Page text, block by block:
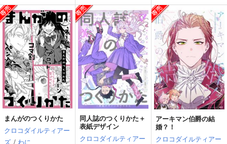
まんがのつくりかた
クロコダイルティアー
ズ / わに
同人誌のつくりかた＋
表紙デザイン
クロコダイルティアー
アーキマン伯爵の結
婚？！
クロコダイルティアー